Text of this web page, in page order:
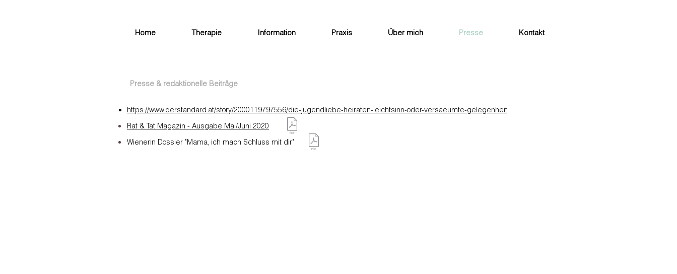
Home Therapie Information Praxis Über mich Presse Kontakt
Presse & redaktionelle Beiträge
https://www.derstandard.at/story/2000119797556/die-jugendliebe-heiraten-leichtsinn-oder-versaeumte-gelegenheit
Rat & Tat Magazin - Ausgabe Mai/Juni 2020
Wienerin Dossier "Mama, ich mach Schluss mit dir"